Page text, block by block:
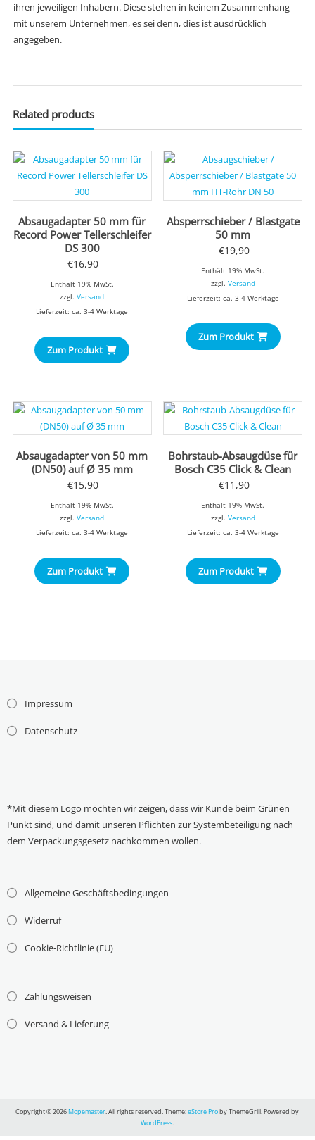
ihren jeweiligen Inhabern. Diese stehen in keinem Zusammenhang
mit unserem Unternehmen, es sei denn, dies ist ausdrücklich
angegeben.
Related products
Absaugadapter 50 mm für
Record Power Tellerschleifer
DS 300
€16,90
Enthält 19% MwSt.
zzgl.Versand
Lieferzeit: ca. 3-4 Werktage
Zum Produkt
Absperrschieber / Blastgate
50 mm
€19,90
Enthält 19% MwSt.
zzgl. Versand
Lieferzeit: ca. 3-4 Werktage
Zum Produkt
Absaugadapter von 50 mm
(DN50) auf Ø 35 mm
€15,90
Enthält 19% MwSt.
zzgl.Versand
Lieferzeit: ca. 3-4 Werktage
Zum Produkt
Bohrstaub-Absaugdüse für
Bosch C35 Click & Clean
€11,90
Enthält 19% MwSt.
zzgl. Versand
Lieferzeit: ca. 3-4 Werktage
Zum Produkt
Impressum
Datenschutz
*Mit diesem Logo möchten wir zeigen, dass wir Kunde beim Grünen
Punkt sind, und damit unseren Pflichten zur Systembeteiligung nach
dem Verpackungsgesetz nachkommen wollen.
Allgemeine Geschäftsbedingungen
Widerruf
Cookie-Richtlinie (EU)
Zahlungsweisen
Versand & Lieferung
Copyright © 2026Mopemaster. All rights reserved. Theme:eStore Proby ThemeGrill. Powered by
WordPress.